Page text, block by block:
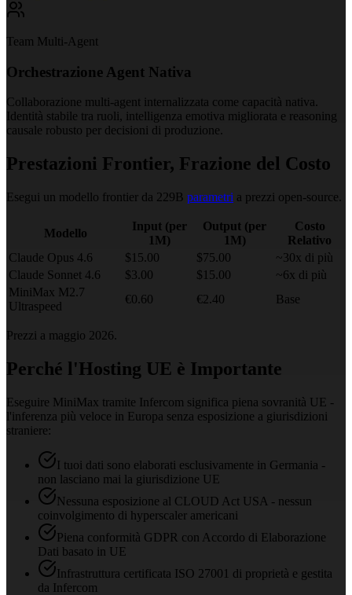
Team Multi-Agent
Orchestrazione Agent Nativa
Collaborazione multi-agent internalizzata come capacità nativa.
Identità stabile tra ruoli, intelligenza emotiva migliorata e reasoning
causale robusto per decisioni di produzione.
Prestazioni Frontier, Frazione del Costo
Esegui un modello frontier da 229B parametri a prezzi open-source.
Modello
Input (per
1M)
Output (per
1M)
Costo
Relativo
Claude Opus 4.6
$15.00 $75.00
~30x di più
Claude Sonnet 4.6
$3.00 $15.00
~6x di più
MiniMax M2.7
Ultraspeed
€0.60 €2.40 Base
Prezzi a maggio 2026.
Perché l'Hosting UE è Importante
Eseguire MiniMax tramite Infercom significa piena sovranità UE -
l'inferenza più veloce in Europa senza esposizione a giurisdizioni
straniere:
I tuoi dati sono elaborati esclusivamente in Germania -
non lasciano mai la giurisdizione UE
Nessuna esposizione al CLOUD Act USA - nessun
coinvolgimento di hyperscaler americani
Piena conformità GDPR con Accordo di Elaborazione
Dati basato in UE
Infrastruttura certificata ISO 27001 di proprietà e gestita
da Infercom